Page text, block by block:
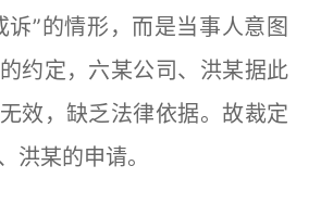
诉”的情形，而是当事人意图
约定，六某公司、洪某据此
效，缺乏法律依据。故裁定
洪某的申请。